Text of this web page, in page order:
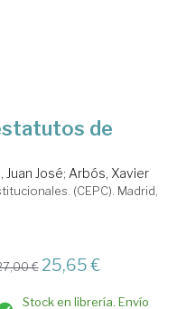
de
Juan José; Arbós, Xavier
(CEPC). Madrid,
€ 25,65 €
Stock en librería. Envío